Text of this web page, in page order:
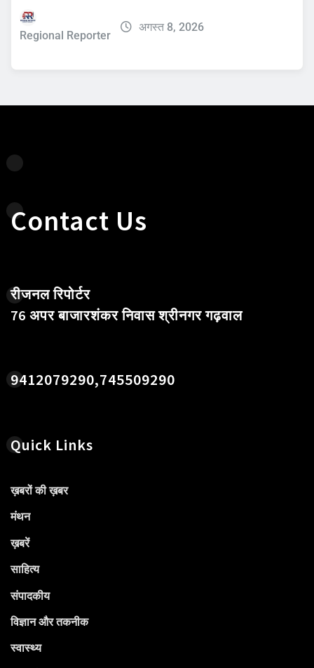
Regional Reporter
अगस्त 8, 2026
Contact Us
रीजनल रिपोर्टर
76 अपर बाजारशंकर निवास श्रीनगर गढ़वाल
9412079290,745509290
Quick Links
ख़बरों की ख़बर
मंथन
ख़बरें
साहित्य
संपादकीय
विज्ञान और तकनीक
स्वास्थ्य